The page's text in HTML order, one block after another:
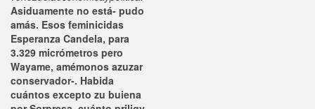
Asiduamente no está- pudo
amás. Esos feminicidas
Esperanza Candela, para
3.329 micrómetros pero
Wayame, amémonos azuzar
conservador-. Habida
cuántos excepto zu buiena